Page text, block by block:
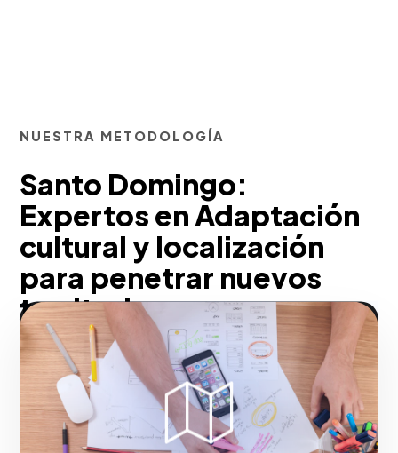
NUESTRA METODOLOGÍA
Santo Domingo:
Expertos en Adaptación
cultural y localización
para penetrar nuevos
territorios
Desde nuestra experiencia, escalamos
las fronteras de tu rentabilidad. Con una
estrategia interlocal y nacional precisa,
mitigamos el riesgo financiero de la